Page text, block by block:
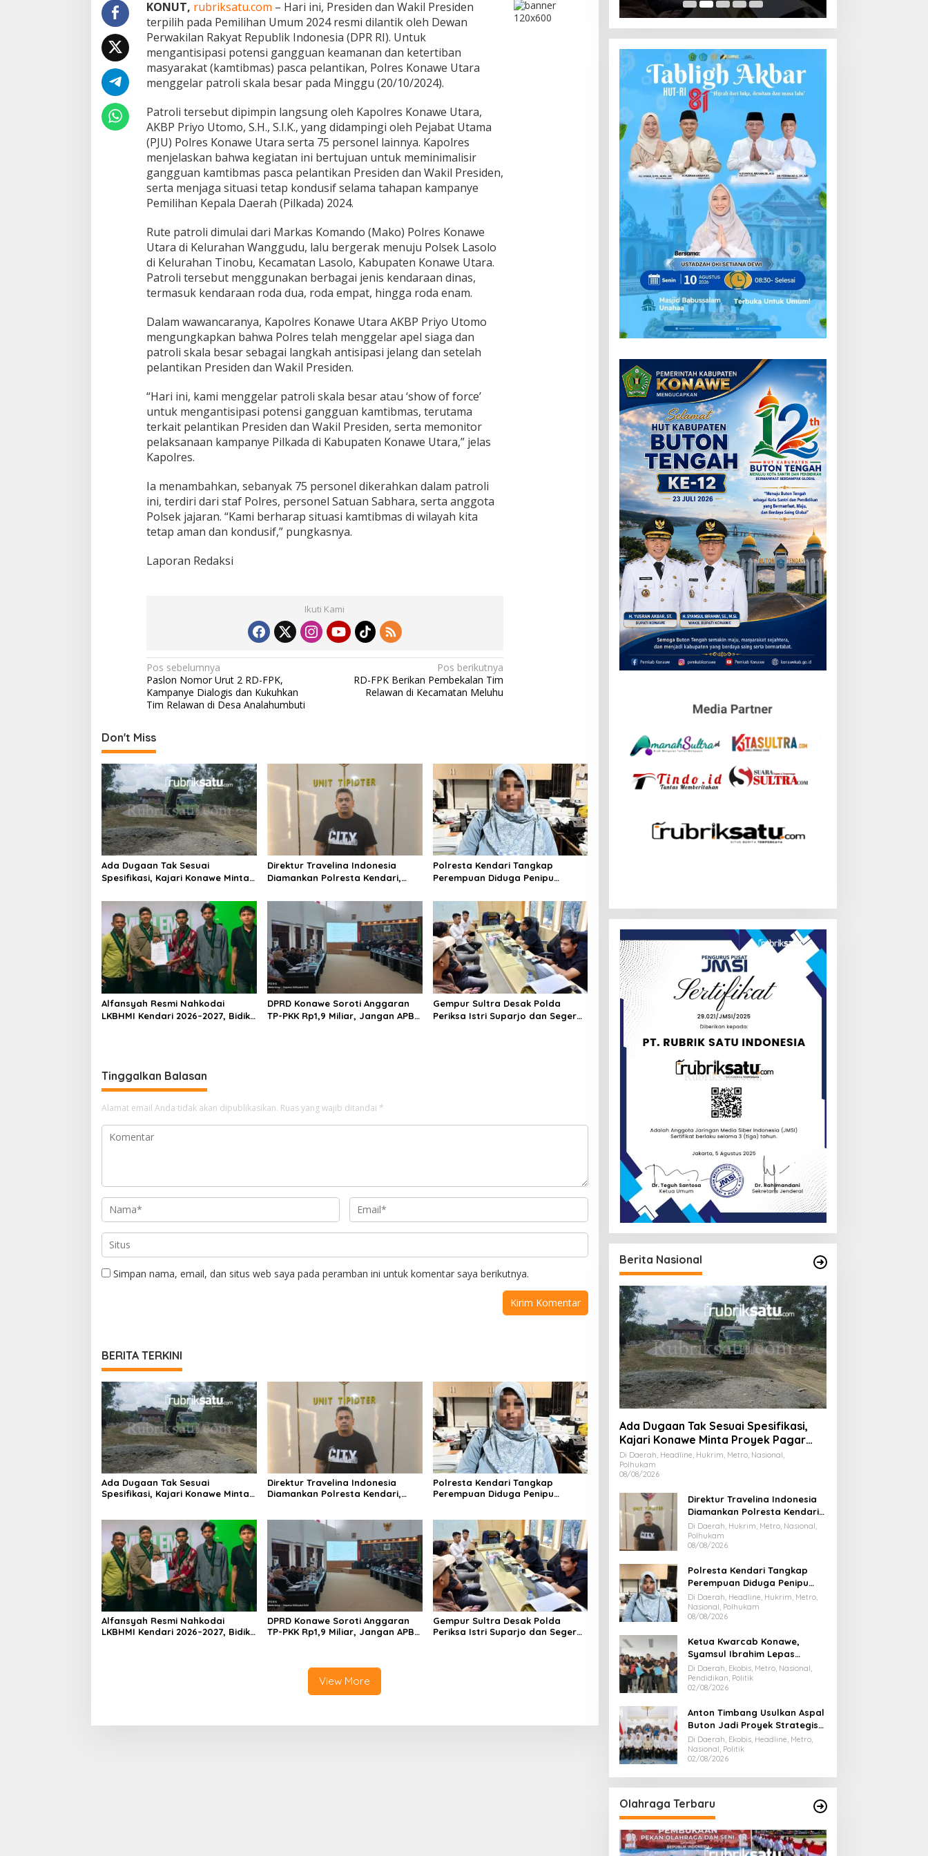
e
a
n
t
i
k
a
P
r
e
s
i
d
e
n
a
n
W
a
k
i
r
e
s
i
e
n
2
0
2
KONUT, rubriksatu.com – Hari ini, Presiden dan Wakil Presiden
terpilih pada Pemilihan Umum 2024 resmi dilantik oleh Dewan
Perwakilan Rakyat Republik Indonesia (DPR RI). Untuk
mengantisipasi potensi gangguan keamanan dan ketertiban
masyarakat (kamtibmas) pasca pelantikan, Polres Konawe Utara
menggelar patroli skala besar pada Minggu (20/10/2024).
Patroli tersebut dipimpin langsung oleh Kapolres Konawe Utara,
AKBP Priyo Utomo, S.H., S.I.K., yang didampingi oleh Pejabat Utama
(PJU) Polres Konawe Utara serta 75 personel lainnya. Kapolres
menjelaskan bahwa kegiatan ini bertujuan untuk meminimalisir
gangguan kamtibmas pasca pelantikan Presiden dan Wakil Presiden,
serta menjaga situasi tetap kondusif selama tahapan kampanye
Pemilihan Kepala Daerah (Pilkada) 2024.
Rute patroli dimulai dari Markas Komando (Mako) Polres Konawe
Utara di Kelurahan Wanggudu, lalu bergerak menuju Polsek Lasolo
di Kelurahan Tinobu, Kecamatan Lasolo, Kabupaten Konawe Utara.
Patroli tersebut menggunakan berbagai jenis kendaraan dinas,
termasuk kendaraan roda dua, roda empat, hingga roda enam.
Dalam wawancaranya, Kapolres Konawe Utara AKBP Priyo Utomo
mengungkapkan bahwa Polres telah menggelar apel siaga dan
patroli skala besar sebagai langkah antisipasi jelang dan setelah
pelantikan Presiden dan Wakil Presiden.
“Hari ini, kami menggelar patroli skala besar atau ‘show of force’
untuk mengantisipasi potensi gangguan kamtibmas, terutama
terkait pelantikan Presiden dan Wakil Presiden, serta memonitor
pelaksanaan kampanye Pilkada di Kabupaten Konawe Utara,” jelas
Kapolres.
Ia menambahkan, sebanyak 75 personel dikerahkan dalam patroli
ini, terdiri dari staf Polres, personel Satuan Sabhara, serta anggota
Polsek jajaran. “Kami berharap situasi kamtibmas di wilayah kita
tetap aman dan kondusif,” pungkasnya.
Laporan Redaksi
Ikuti Kami
N
a
v
g
a
s
i
p
o
s
Pos sebelumnya
Paslon Nomor Urut 2 RD-FPK,
Kampanye Dialogis dan Kukuhkan
Tim Relawan di Desa Analahumbuti
Pos berikutnya
RD-FPK Berikan Pembekalan Tim
Relawan di Kecamatan Meluhu
Don't Miss
Ada Dugaan Tak Sesuai
Spesifikasi, Kajari Konawe Minta
Miliar Dihentikan
Direktur Travelina Indonesia
Diamankan Polresta Kendari,
Umrah Masuk Babak Baru
Polresta Kendari Tangkap
Perempuan Diduga Penipu
Juta
Alfansyah Resmi Nahkodai
LKBHMI Kendari 2026–2027, Bidik
DPRD Konawe Soroti Anggaran
TP-PKK Rp1,9 Miliar, Jangan APBD
Gempur Sultra Desak Polda
Periksa Istri Suparjo dan Segera
Tinggalkan Balasan
Alamat email Anda tidak akan dipublikasikan. Ruas yang wajib ditandai *
Simpan nama, email, dan situs web saya pada peramban ini untuk komentar saya berikutnya.
BERITA TERKINI
Ada Dugaan Tak Sesuai
Spesifikasi, Kajari Konawe Minta
Direktur Travelina Indonesia
Diamankan Polresta Kendari,
Polresta Kendari Tangkap
Perempuan Diduga Penipu
Alfansyah Resmi Nahkodai
LKBHMI Kendari 2026–2027, Bidik
DPRD Konawe Soroti Anggaran
TP-PKK Rp1,9 Miliar, Jangan APBD
Gempur Sultra Desak Polda
Periksa Istri Suparjo dan Segera
View More
Berita Nasional
Ada Dugaan Tak Sesuai Spesifikasi,
Kajari Konawe Minta Proyek Pagar
Rupbasan Rp1,9 Miliar Dihentikan
Di Daerah, Headline, Hukrim, Metro, Nasional,
Polhukam
08/08/2026
Direktur Travelina Indonesia
Diamankan Polresta Kendari,
Kasus Penelantaran Jemaah
Umrah Masuk Babak Baru
Di Daerah, Hukrim, Metro, Nasional,
Polhukam
08/08/2026
Polresta Kendari Tangkap
Perempuan Diduga Penipu
Proyek, Korban Rugi Rp588,1
Juta
Di Daerah, Headline, Hukrim, Metro,
Nasional, Polhukam
08/08/2026
Ketua Kwarcab Konawe,
Syamsul Ibrahim Lepas
Kontingen Jamnas XII 2026
Di Daerah, Ekobis, Metro, Nasional,
Pendidikan, Politik
02/08/2026
Anton Timbang Usulkan Aspal
Buton Jadi Proyek Strategis
Nasional
Di Daerah, Ekobis, Headline, Metro,
Nasional, Politik
02/08/2026
Olahraga Terbaru